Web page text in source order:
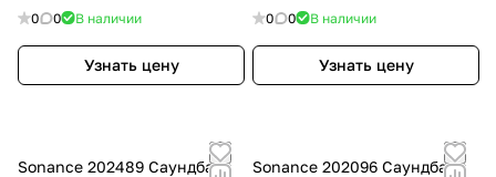
0 0 В наличии
Узнать цену
0 0 В наличии
Узнать цену
Sonance 202489 Саундбар
Sonance 202096 Саундбар